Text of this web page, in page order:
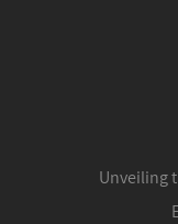
Unveiling